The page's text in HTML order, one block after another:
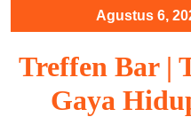
Agustus 6,
Treffen Bar |
Gaya